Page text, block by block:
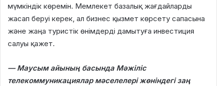
мүмкіндік көремін. Мемлекет базалық жағдайларды
жасап беруі керек, ал бизнес қызмет көрсету сапасына
және жаңа туристік өнімдерді дамытуға инвестиция
салуы қажет.
— Маусым айының басында Мәжіліс
телекоммуникациялар мәселелері жөніндегі заң